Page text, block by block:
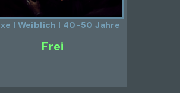
| Weiblich | 40-50 Jahre
Frei